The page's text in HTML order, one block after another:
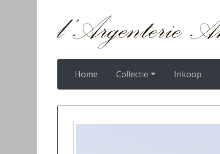
Home Collectie Inkoop